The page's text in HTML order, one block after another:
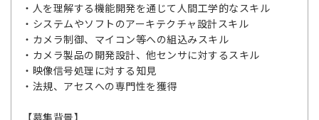
・人を理解する機能開発を通じて人間工学的なスキル
・システムやソフトのアーキテクチャ設計スキル
・カメラ制御、マイコン等への組込みスキル
・カメラ製品の開発設計、他センサに対するスキル
・映像信号処理に対する知見
・法規、アセスへの専門性を獲得
【募集背景】